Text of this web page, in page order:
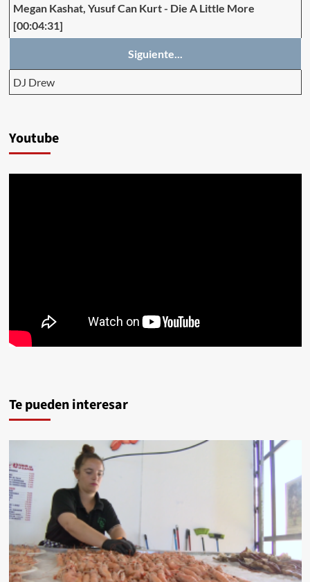
Megan Kashat, Yusuf Can Kurt- Die A Little More
[00:04:31]
Siguiente...
DJ Drew
Youtube
Te pueden interesar